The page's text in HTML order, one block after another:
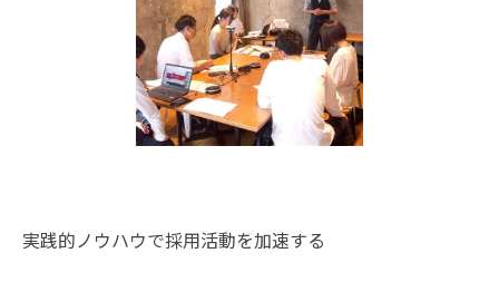
実践的ノウハウで採用活動を加速する